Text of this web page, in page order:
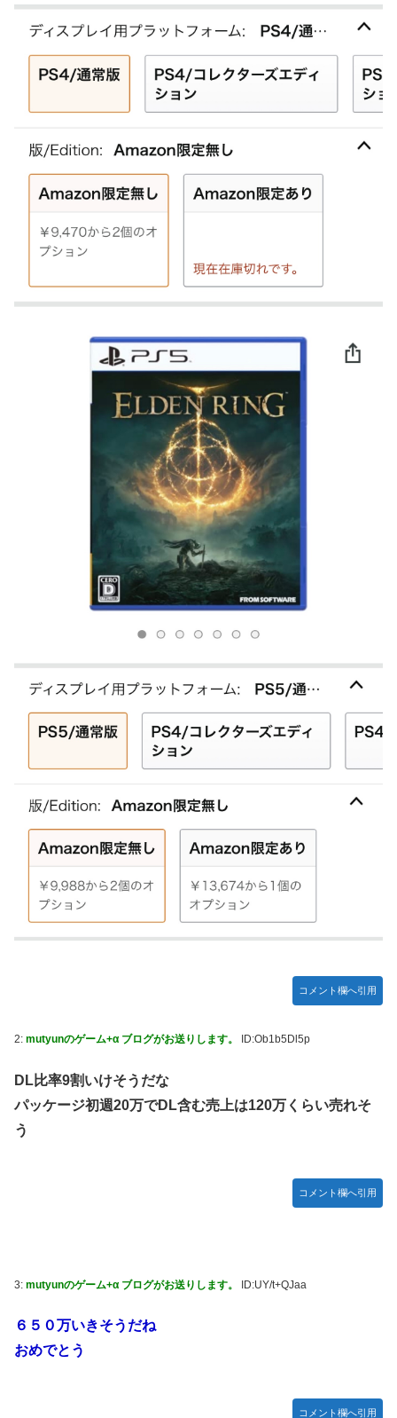
【ウマ娘】わたしの全力受け止めて♡ ←「またへんないき
ものがふえてる…」
【悲報】人気プロゲーマーと結婚したグラドル、息子の「自
閉スペクトラム症」診断にショックで泣く
海外「全部日本の真似だったのか…」 日本の普通のテレビ
【ウマ娘】ジェンティル「そろそろ狩るわ...♥」
ット！
【学マス】AIライザに対抗して学マスもAIアイドルを出そう
昭和戦隊のロボデザイン、配信で追って見ると…
タトゥー彫り師さん「刺青入れてる奴は全員バカです」→30
万再生ｗｗｗｗｗｗ
【悲報】「美人すぎる県警本部長」失職ｗｗｗｗｗｗｗｗｗ
本屋に現れた異臭＆浮浪者風の男、ペタンコのボストンバッ
グをパンパンにして無会計で退店！Gメンに確保され「なん
で？」と本気で困惑ｗｗｗ
【動画】これはお見事。中国重慶市で珍しい事故が撮影され
【画像】 キャミイの18万円の最新フィギュア、ガチで作り
込みがエグすぎる
私の彼に裏表がなさすぎる 第3話
【悲報】 めっちゃカメレオンさん、早速パクリゲーが任天
堂ストアに登場してしまう……
やる夫のダンジョン運営記183-雑談所ネタ118 懺悔小ネタ
「創刻のファイアホイール」+埋めネタ「ファイアホイール
TCG・その後」
【にじさんじ】委員長、Claude Codeまで手出してるん
か…『もう何でも作れそうやな』
やる夫「催眠アプリを手に入れたんだけど……これ必要だっ
モバＰ「アイドルにセクハラをします」
【画像】漫画・アニメの「武人系敵幹部」に付きまといがち
な疑問ｗｗｗｗ
BYDの軽EV「ラッコ」受注が700台超 7月販売は125台
【種運命】ネオが結局よく分からないまま新しい映画が終わ
ンスタフォロワー初動が大して伸びないと思ってませんでし
た？24h16.3万でぶっちぎりですよ笑
【画像あり】ロピアのパワー全開おにぎり「444円」がコチ
ハチワレ｣【乃木坂46】
コメント欄へ引用
2: mutyunのゲーム+α ブログがお送りします。 ID:Ob1b5Dl5p
DL比率9割いけそうだな
パッケージ初週20万でDL含む売上は120万くらい売れそ
う
コメント欄へ引用
3: mutyunのゲーム+α ブログがお送りします。 ID:UY/t+QJaa
６５０万いきそうだね
おめでとう
コメント欄へ引用